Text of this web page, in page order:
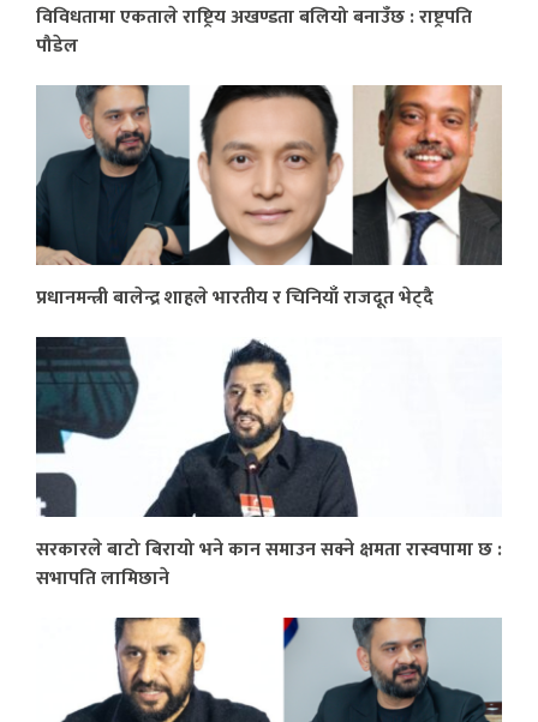
विविधतामा एकताले राष्ट्रिय अखण्डता बलियो बनाउँछ : राष्ट्रपति
पौडेल
प्रधानमन्त्री बालेन्द्र शाहले भारतीय र चिनियाँ राजदूत भेट्दै
सरकारले बाटो बिरायो भने कान समाउन सक्ने क्षमता रास्वपामा छ :
सभापति लामिछाने